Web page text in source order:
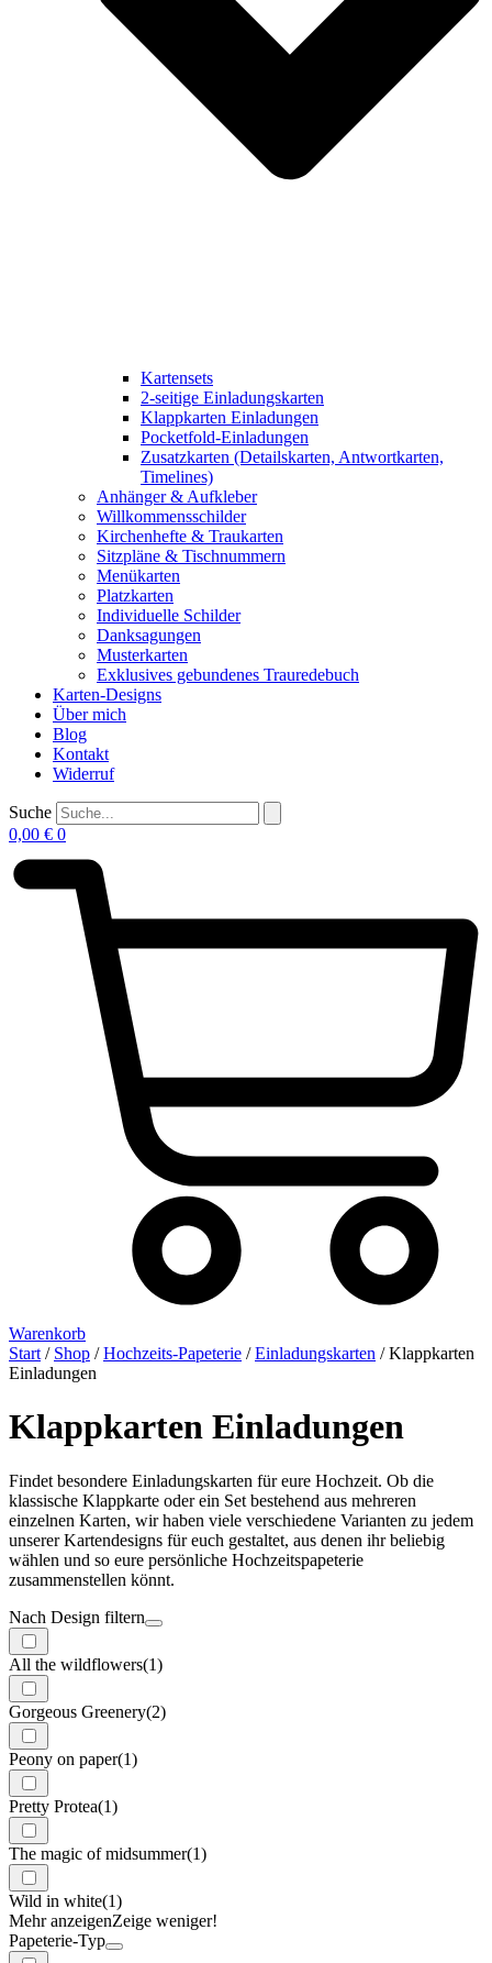
Kartensets
2-seitige Einladungskarten
Klappkarten Einladungen
Pocketfold-Einladungen
Zusatzkarten (Detailskarten, Antwortkarten,
Timelines)
Anhänger & Aufkleber
Willkommensschilder
Kirchenhefte & Traukarten
Sitzpläne & Tischnummern
Menükarten
Platzkarten
Individuelle Schilder
Danksagungen
Musterkarten
Exklusives gebundenes Trauredebuch
Karten-Designs
Über mich
Blog
Kontakt
Widerruf
Suche
0,00 € 0
Warenkorb
Start / Shop /Hochzeits-Papeterie /Einladungskarten / Klappkarten
Einladungen
Klappkarten Einladungen
Findet besondere Einladungskarten für eure Hochzeit. Ob die
klassische Klappkarte oder ein Set bestehend aus mehreren
einzelnen Karten, wir haben viele verschiedene Varianten zu jedem
unserer Kartendesigns für euch gestaltet, aus denen ihr beliebig
wählen und so eure persönliche Hochzeitspapeterie
zusammenstellen könnt.
Nach Design filtern
All the wildflowers(1)
Gorgeous Greenery(2)
Peony on paper(1)
Pretty Protea(1)
The magic of midsummer(1)
Wild in white(1)
Mehr anzeigenZeige weniger!
Papeterie-Typ